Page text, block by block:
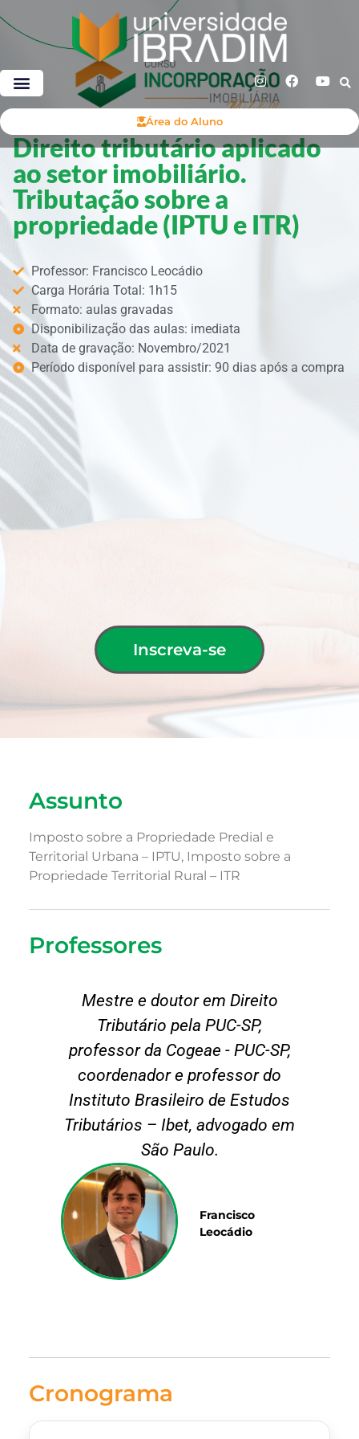
Área do Aluno
Direito tributário aplicado
ao setor imobiliário.
Tributação sobre a
propriedade (IPTU e ITR)
Professor: Francisco Leocádio
Carga Horária Total: 1h15
Formato: aulas gravadas
Disponibilização das aulas: imediata
Data de gravação: Novembro/2021
Período disponível para assistir: 90 dias após a compra
Inscreva-se
Assunto
Imposto sobre a Propriedade Predial e
Territorial Urbana – IPTU​, Imposto sobre a
Propriedade Territorial Rural – ITR
Professores
Mestre e doutor em Direito
Tributário pela PUC-SP,
professor da Cogeae - PUC-SP,
coordenador e professor do
Instituto Brasileiro de Estudos
Tributários – Ibet, advogado em
São Paulo.
Francisco
Leocádio
Cronograma